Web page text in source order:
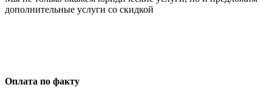
дополнительные услуги со скидкой
Оплата по факту